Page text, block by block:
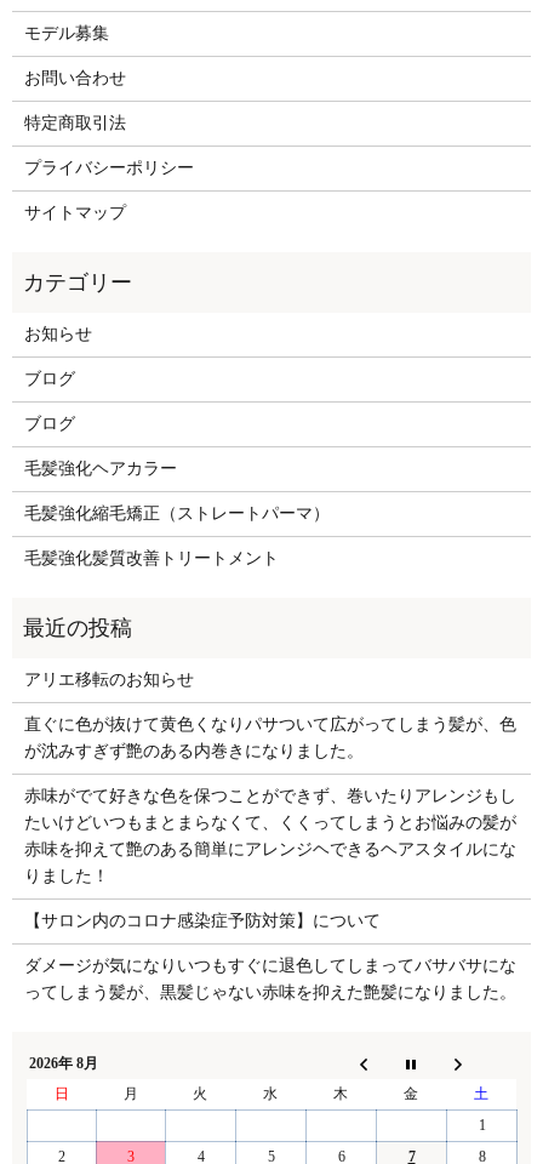
モデル募集
お問い合わせ
特定商取引法
プライバシーポリシー
サイトマップ
お知らせ
ブログ
ブログ
毛髪強化ヘアカラー
毛髪強化縮毛矯正（ストレートパーマ）
毛髪強化髪質改善トリートメント
アリエ移転のお知らせ
直ぐに色が抜けて黄色くなりパサついて広がってしまう髪が、色
が沈みすぎず艶のある内巻きになりました。
赤味がでて好きな色を保つことができず、巻いたりアレンジもし
たいけどいつもまとまらなくて、くくってしまうとお悩みの髪が
赤味を抑えて艶のある簡単にアレンジヘできるヘアスタイルにな
りました！
【サロン内のコロナ感染症予防対策】について
ダメージが気になりいつもすぐに退色してしまってバサバサにな
ってしまう髪が、黒髪じゃない赤味を抑えた艶髪になりました。
2026年 8月
日
月 火 水 木 金
土
1
2
3 4 5 6 7 8